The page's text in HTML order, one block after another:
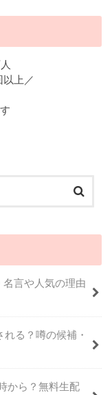
上／
言や人気の理由
れる？噂の候補・
から？無料生配